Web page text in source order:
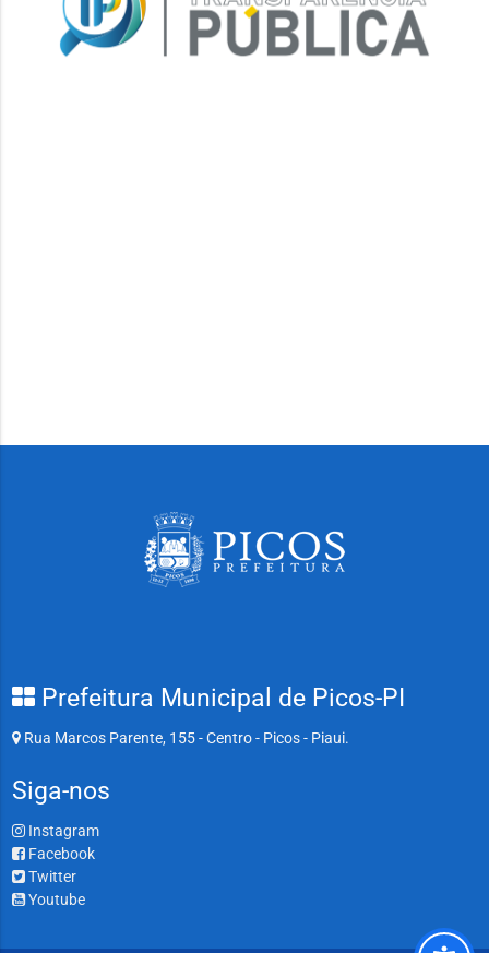
Prefeitura Municipal de Picos-PI
Rua Marcos Parente, 155 - Centro - Picos - Piaui.
Siga-nos
Instagram
Facebook
Twitter
Youtube